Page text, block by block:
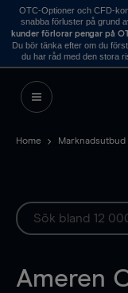
OTC-Optioner och CFD-
snabba förluster på grund
kunder förlorar pengar på
Du bör tänka efter om du
du har råd med den stora
Home Marknadsutbud
Ameren